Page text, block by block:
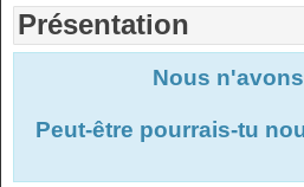
Présentation
Nous
Peut-être pourrais-tu